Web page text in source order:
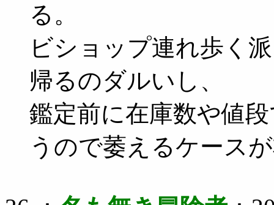
る。
ビショップ連れ歩く
帰るのダルいし、
鑑定前に在庫数や値
うので萎えるケース